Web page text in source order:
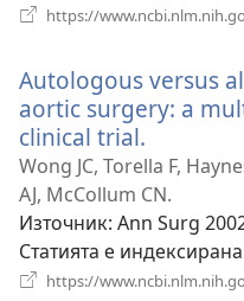
https://
Autologous versus
aortic surgery: a
clinical trial.
нов
прозорец)
Wong JC, Torella F,
AJ, McCollum CN.
Източник‎: Ann Surg
Статията е индексирана
https://